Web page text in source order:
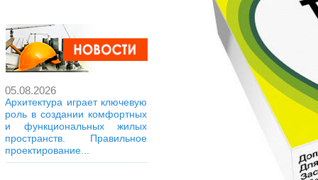
05.08.2026
Архитектура играет ключевую
роль в создании комфортных
и функциональных жилых
пространств. Правильное
проектирование...